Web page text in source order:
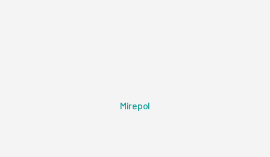
Mirepol